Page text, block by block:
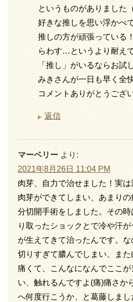
というものがありました
好きな推しを思い浮かべ
推しの方が頑張っている
らわす…というより耐え
「推し」がいるならお試
みきさんが一日も早く全
コメントありがとうござ
返信
マーベリー より:
2021年8月26日 11:04 PM
肉芽、自力で治せました！実
肉芽ができてしまい、あまり
分切開手術をしました。その
り取ったショックとで冷や汗
が生えてきて治ったんです。
切りすぎて膿んでしまい、ま
痛くて、こんなになんでここ
い、触れるんですよ(痛)痛さか
へ何度行こうか、と葛藤しま